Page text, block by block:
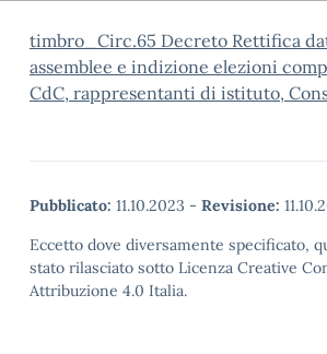
timbro_Circ.65 Decreto Rettifica
assemblee e indizione elezioni
CdC, rappresentanti di istituto,
Pubblicato: 11.10.2023 - Revisione:
Eccetto dove diversamente specificato,
stato rilasciato sotto Licenza Creative
Attribuzione 4.0 Italia.